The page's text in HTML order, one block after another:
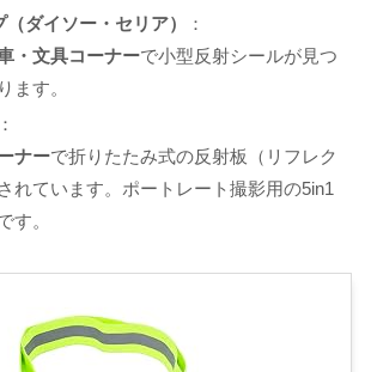
ダイソー・セリア）
：
・文具コーナーで小型反射シールが見つ
ます。
：
ナーで折りたたみ式の反射板（リフレク
れています。ポートレート撮影用の5in1
す。